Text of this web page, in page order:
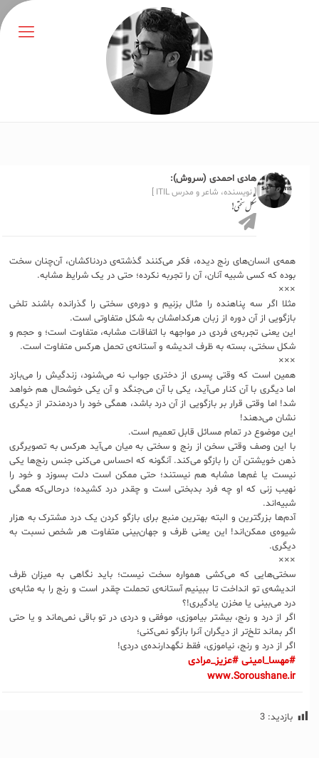
هادی احمدی (سروش):
[ نویسنده، شاعر و مدرس ITIL ]
شکل سختی!
همه‌ی انسان‌های رنج دیده، فکر می‌کنند گذشته‌ی دردناکشان، آن‌چنان سخت
بوده که کسی شبیه آنان، آن را تجربه نکرده؛ حتی در یک شرایط مشابه.
×××
مثلا اگر سه پناهنده را مثال بزنیم و دوره‌ی سختی را گذرانده باشند تلخی
بازگویی از آن دوره از زبان هرکدامشان به شکل متفاوتی است.
این یعنی تجربه‌ی فردی در مواجهه با اتفاقات مشابه، متفاوت است؛ و حجم و
شکل سختی، بسته به ظرف اندیشه و آستانه‌ی تحمل هرکس متفاوت است.
×××
همین است که وقتی پسری از دختری جواب نه می‌شنود، زندگیش را می‌بازد
اما دیگری با آن کنار می‌آید، یکی با آن می‌جنگد و آن یکی خوشحال هم خواهد
شد! اما وقتی قرار بر بازگویی از آن درد باشد، همگی خود را دردمندتر از دیگری
نشان می‌دهند!
این موضوع در تمام مسائل قابل تعمیم است.
با این وصف وقتی سخن از رنج و سختی به میان می‌آید هرکس به تصویرگری
ذهن خویشتن آن را بازگو می‌کند. آنگونه که احساس می‌کنی جنس رنج‌ها یکی
نیست یا غم‌ها مشابه هم نیستند؛ حتی ممکن است دلت بسوزد و خود را
نهیب زنی که او چه فرد بدبختی است و چقدر درد کشیده؛ درحالی‌که همگی
شبیه‌اند.
آدم‌ها بزرگترین و البته بهترین منبع برای بازگو کردن یک درد مشترک به هزار
شیوه‌ی ممکن‌اند! این یعنی ظرف و جهان‌بینی متفاوت هر شخص نسبت به
دیگری.
×××
سختی‌هایی که می‌کشی همواره سخت نیست؛ باید نگاهی به میزان ظرف
اندیشه‌ی تو انداخت تا ببینیم آستانه‌ی تحملت چقدر است و رنج را به مثابه‌ی
درد می‌بینی یا مخزن یادگیری!؟
اگر از درد و رنج، بیشتر بیاموزی، موفقی و دردی در تو باقی نمی‌ماند و یا حتی
اگر بماند تلخ‌تر از دیگران آنرا بازگو نمی‌کنی؛
اگر از درد و رنج، نیاموزی، فقط نگهدارنده‌ی دردی!
#مهسا_امینی #عزیز_مرادی
www.Soroushane.ir
بازدید: 3